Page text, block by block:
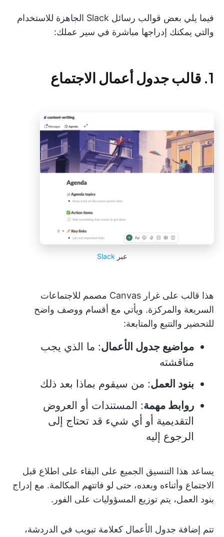
فيما يلي بعض قوالب رسائل Slack الجاهزة للاستخدام
والتي يمكنك إدراجها مباشرة في سير عملك:
1. قالب جدول أعمال الاجتماع
عبر Slack
هذا قالب على غرار Canvas مصمم للاجتماعات
السريعة والمركزة. ويأتي مع أقسام ووصف واضح
للتحضير والتتبع والمتابعة:
مواضيع جدول الأعمال: ما الذي يجب
مناقشته
بنود العمل: من سيقوم بماذا بعد ذلك
روابط مهمة: المستندات أو العروض
التقديمية أو أي شيء قد تحتاج إلى
الرجوع إليه
يساعد هذا التنسيق الجميع على البقاء على اطلاع قبل
الاجتماع وأثناءه وبعده، حتى لو فاتتهم المكالمة. مع إدراج
بنود العمل، يتم توزيع المسؤوليات على الفور.
تتم إضافة جدول الأعمال كعلامة تبويب في الدردشة،